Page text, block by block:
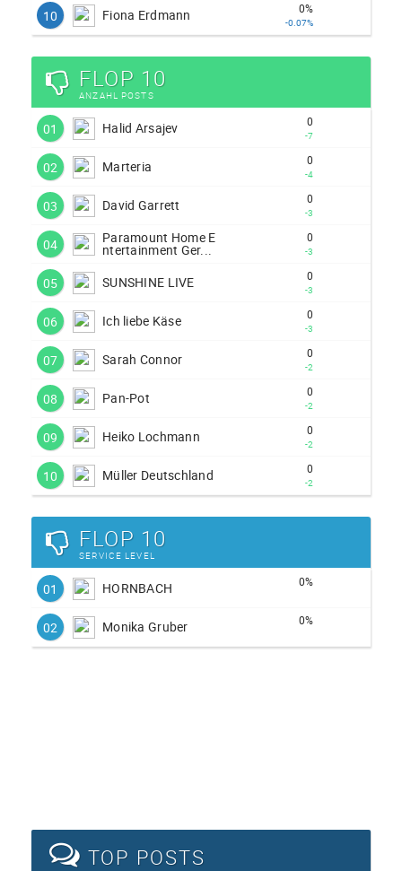
10 Fiona Erdmann 0%
-0.07%
FLOP 10
ANZAHL POSTS
01 Halid Arsajev 0
-7
02 Marteria 0
-4
03 David Garrett 0
-3
04 Paramount Home E
ntertainment Ger...
0
-3
05 SUNSHINE LIVE 0
-3
06 Ich liebe Käse 0
-3
07 Sarah Connor 0
-2
08 Pan-Pot 0
-2
09 Heiko Lochmann 0
-2
10 Müller Deutschland 0
-2
FLOP 10
SERVICE LEVEL
01 HORNBACH 0%
02 Monika Gruber 0%
TOP POSTS